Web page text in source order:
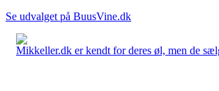
Se udvalget på BuusVine.dk
Mikkeller.dk er kendt for deres øl, men de